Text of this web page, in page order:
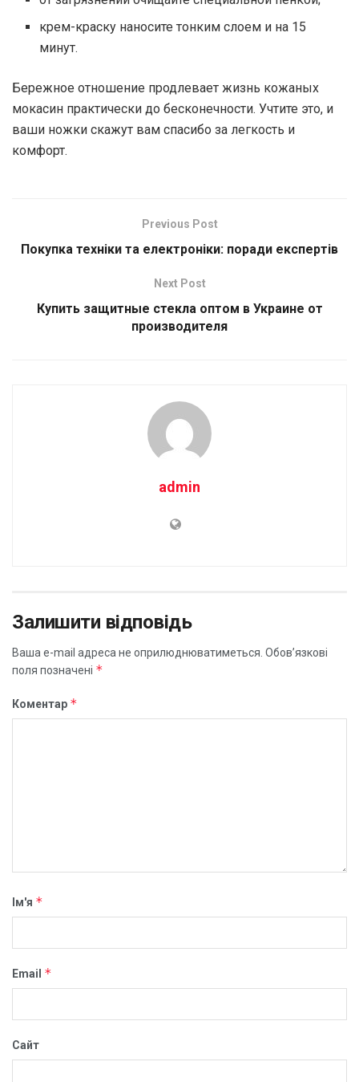
крем-краску наносите тонким слоем и на 15
минут.
Бережное отношение продлевает жизнь кожаных
мокасин практически до бесконечности. Учтите это, и
ваши ножки скажут вам спасибо за легкость и
комфорт.
Previous Post
Покупка техніки та електроніки: поради експертів
Next Post
Купить защитные стекла оптом в Украине от
производителя
admin
Залишити відповідь
Ваша e-mail адреса не оприлюднюватиметься. Обов’язкові
поля позначені *
Коментар *
Ім'я *
Email *
Сайт